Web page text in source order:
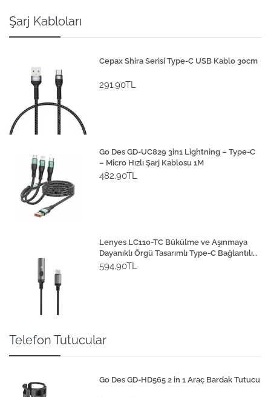
Şarj Kabloları
Cepax Shira Serisi Type-C USB Kablo 30cm
291.90TL
Go Des GD-UC829 3in1 Lightning – Type-C
– Micro Hızlı Şarj Kablosu 1M
482.90TL
Lenyes LC110-TC Bükülme ve Aşınmaya
Dayanıklı Örgü Tasarımlı Type-C Bağlantılı
Çakmak Kablosu 30cm
594.90TL
Telefon Tutucular
Go Des GD-HD565 2 in 1 Araç Bardak Tutucu